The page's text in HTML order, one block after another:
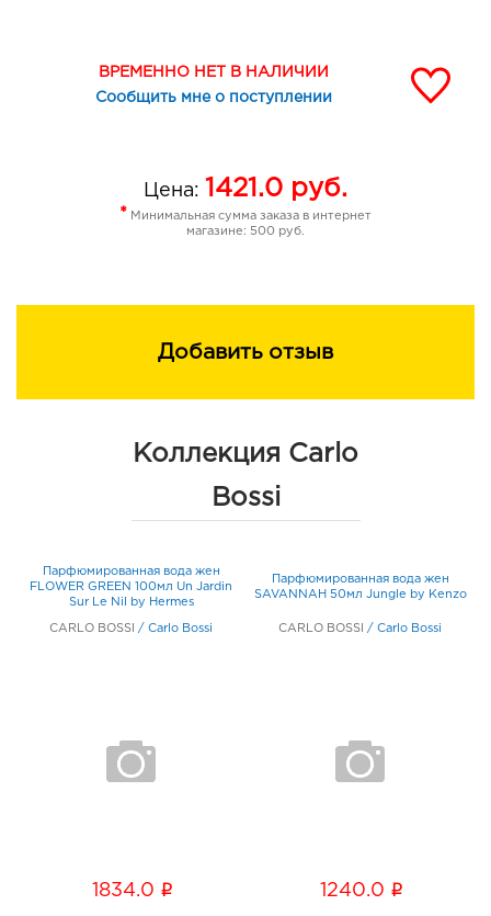
ВРЕМЕННО НЕТ В НАЛИЧИИ
Сообщить мне о поступлении
Цена: 1421.0 руб.
* Минимальная сумма заказа в интернет
магазине: 500 руб.
Добавить отзыв
Коллекция Carlo
Bossi
Парфюмированная вода жен
FLOWER GREEN 100мл Un Jardin
Sur Le Nil by Hermes
CARLO BOSSI / Carlo Bossi
1834.0 i
Парфюмированная вода жен
SAVANNAH 50мл Jungle by Kenzo
CARLO BOSSI / Carlo Bossi
1240.0 i